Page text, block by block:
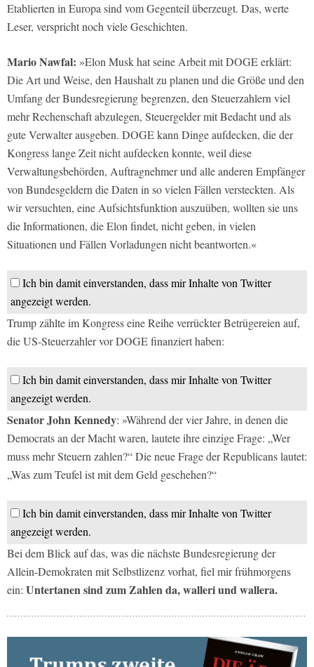
Etablierten in Europa sind vom Gegenteil überzeugt. Das, werte
Leser, verspricht noch viele Geschichten.
Mario Nawfal: »Elon Musk hat seine Arbeit mit DOGE erklärt:
Die Art und Weise, den Haushalt zu planen und die Größe und den
Umfang der Bundesregierung begrenzen, den Steuerzahlern viel
mehr Rechenschaft abzulegen, Steuergelder mit Bedacht und als
gute Verwalter ausgeben. DOGE kann Dinge aufdecken, die der
Kongress lange Zeit nicht aufdecken konnte, weil diese
Verwaltungsbehörden, Auftragnehmer und alle anderen Empfänger
von Bundesgeldern die Daten in so vielen Fällen versteckten. Als
wir versuchten, eine Aufsichtsfunktion auszuüben, wollten sie uns
die Informationen, die Elon findet, nicht geben, in vielen
Situationen und Fällen Vorladungen nicht beantworten.«
Ich bin damit einverstanden, dass mir Inhalte von Twitter
angezeigt werden.
Trump zählte im Kongress eine Reihe verrückter Betrügereien auf,
die US-Steuerzahler vor DOGE finanziert haben:
Ich bin damit einverstanden, dass mir Inhalte von Twitter
angezeigt werden.
Senator John Kennedy: »Während der vier Jahre, in denen die
Democrats an der Macht waren, lautete ihre einzige Frage: „Wer
muss mehr Steuern zahlen?“ Die neue Frage der Republicans lautet:
„Was zum Teufel ist mit dem Geld geschehen?“
Ich bin damit einverstanden, dass mir Inhalte von Twitter
angezeigt werden.
Bei dem Blick auf das, was die nächste Bundesregierung der
Allein-Demokraten mit Selbstlizenz vorhat, fiel mir frühmorgens
ein: Untertanen sind zum Zahlen da, walleri und wallera.